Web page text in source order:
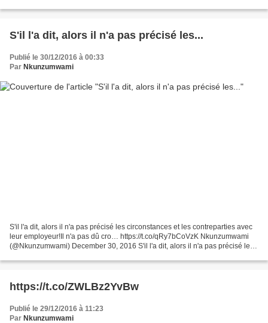
S'il l'a dit, alors il n'a pas précisé les...
Publié le 30/12/2016 à 00:33
Par Nkunzumwami
S'il l'a dit, alors il n'a pas précisé les circonstances et les contreparties avec
leur employeur!Il n'a pas dû cro… https://t.co/qRy7bCoVzK Nkunzumwami
(@Nkunzumwami) December 30, 2016 S'il l'a dit, alors il n'a pas précisé les
https://t.co/ZWLBz2YvBw
Publié le 29/12/2016 à 11:23
Par Nkunzumwami